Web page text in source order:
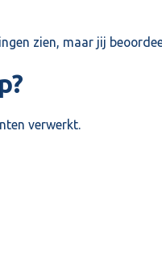
zien, maar jij
verwerkt.